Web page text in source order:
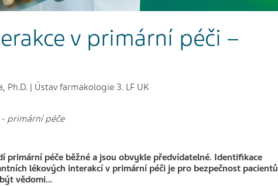
v primární péči –
| Ústav farmakologie 3. LF UK
primární péče
primární péče běžné a jsou obvykle předvídatelné. Identifikace
lékových interakcí v primární péči je pro bezpečnost pacientů
vědomi…